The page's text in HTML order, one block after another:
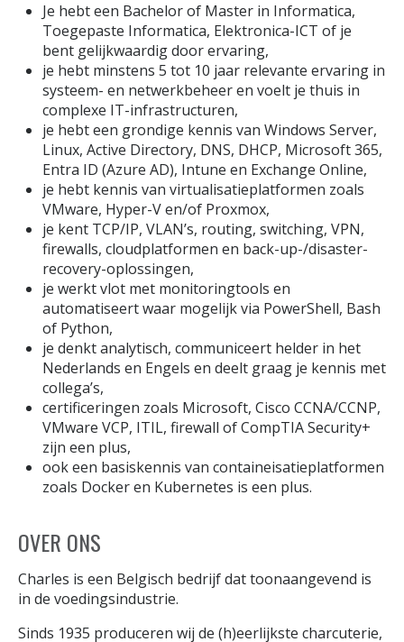
Je hebt een Bachelor of Master in Informatica,
Toegepaste Informatica, Elektronica-ICT of je
bent gelijkwaardig door ervaring,
je hebt minstens 5 tot 10 jaar relevante ervaring in
systeem- en netwerkbeheer en voelt je thuis in
complexe IT-infrastructuren,
je hebt een grondige kennis van Windows Server,
Linux, Active Directory, DNS, DHCP, Microsoft 365,
Entra ID (Azure AD), Intune en Exchange Online,
je hebt kennis van virtualisatieplatformen zoals
VMware, Hyper-V en/of Proxmox,
je kent TCP/IP, VLAN’s, routing, switching, VPN,
firewalls, cloudplatformen en back-up-/disaster-
recovery-oplossingen,
je werkt vlot met monitoringtools en
automatiseert waar mogelijk via PowerShell, Bash
of Python,
je denkt analytisch, communiceert helder in het
Nederlands en Engels en deelt graag je kennis met
collega’s,
certificeringen zoals Microsoft, Cisco CCNA/CCNP,
VMware VCP, ITIL, firewall of CompTIA Security+
zijn een plus,
ook een basiskennis van containeisatieplatformen
zoals Docker en Kubernetes is een plus.
OVER ONS
Charles is een Belgisch bedrijf dat toonaangevend is
in de voedingsindustrie.
Sinds 1935 produceren wij de (h)eerlijkste charcuterie,